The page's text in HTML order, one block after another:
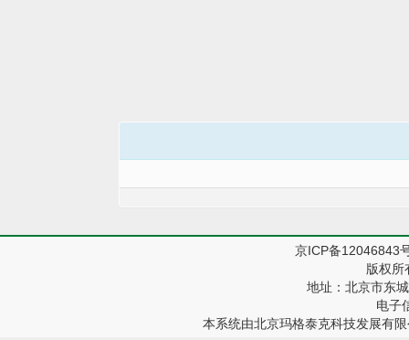
京ICP备12046843
版权所
地址：北京市东
电子
本系统由北京玛格泰克科技发展有